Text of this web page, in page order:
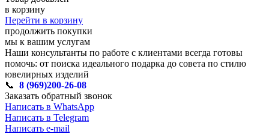
в корзину
Перейти в корзину
продолжить покупки
мы к вашим услугам
Наши консультанты по работе с клиентами всегда готовы
помочь: от поиска идеального подарка до совета по стилю
ювелирных изделий
📞 8 (969)200-26-08
Заказать обратный звонок
Написать в WhatsApp
Написать в Telegram
Написать e-mail